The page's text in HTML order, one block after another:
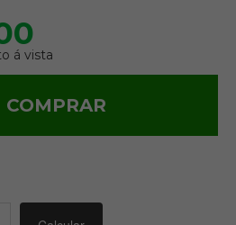
á vista
COMPRAR